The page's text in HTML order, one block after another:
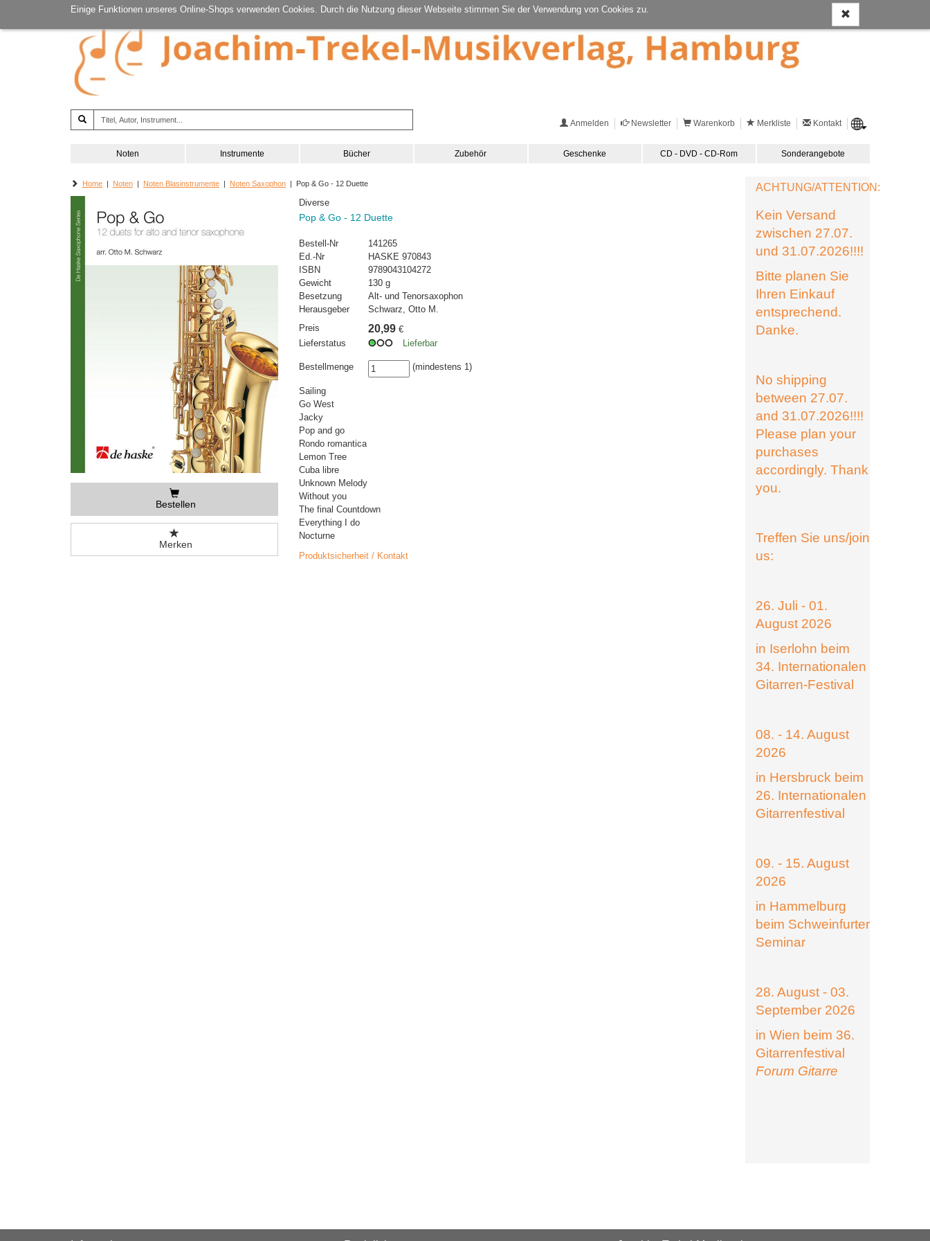
Einige Funktionen unseres Online-Shops verwenden Cookies. Durch die Nutzung dieser Webseite stimmen Sie der Verwendung von Cookies zu.
Anmelden Newsletter Warenkorb Merkliste Kontakt
Noten Instrumente Bücher Zubehör Geschenke CD - DVD - CD-Rom Sonderangebote
Home | Noten | Noten Blasinstrumente | Noten Saxophon | Pop & Go - 12 Duette
Bestellen
Merken
Diverse
Pop & Go - 12 Duette
Bestell-Nr
141265
Ed.-Nr
HASKE 970843
ISBN
9789043104272
Gewicht
130 g
Besetzung
Alt- und Tenorsaxophon
Herausgeber
Schwarz, Otto M.
Preis
20,99 €
Lieferstatus
Lieferbar
Bestellmenge (mindestens 1)
Sailing
Go West
Jacky
Pop and go
Rondo romantica
Lemon Tree
Cuba libre
Unknown Melody
Without you
The final Countdown
Everything I do
Nocturne
Produktsicherheit / Kontakt
ACHTUNG/ATTENTION:
Kein Versand
zwischen 27.07.
und 31.07.2026!!!!
Bitte planen Sie
Ihren Einkauf
entsprechend.
Danke.
No shipping
between 27.07.
and 31.07.2026!!!!
Please plan your
purchases
accordingly. Thank
you.
Treffen Sie uns/join
us:
26. Juli - 01.
August 2026
in Iserlohn beim
34. Internationalen
Gitarren-Festival
08. - 14. August
2026
in Hersbruck beim
26. Internationalen
Gitarrenfestival
09. - 15. August
2026
in Hammelburg
beim Schweinfurter
Seminar
28. August - 03.
September 2026
in Wien beim 36.
Gitarrenfestival
Forum Gitarre